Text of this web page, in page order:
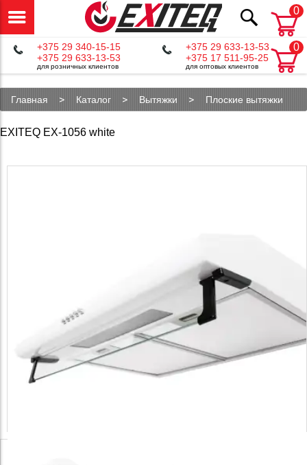
0
0
+375 29 340-15-15
+375 29 633-13-53
для розничных клиентов
+375 29 633-13-53
+375 17 511-95-25
для оптовых клиентов
Главная Каталог Вытяжки Плоские вытяжки
EXITEQ EX-1056 white